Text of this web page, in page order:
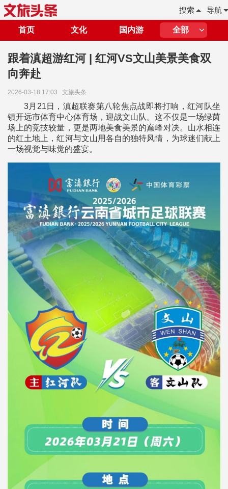
导航
搜索
首页 文化 国内游 全部
跟着滇超游红河 | 红河VS文山美景美食双
向奔赴
2026-03-18 17:03 文旅头条
3月21日，滇超联赛第八轮焦点战即将打响，红河队坐
镇开远市体育中心体育场，迎战文山队。这不仅是一场绿茵
场上的竞技较量，更是两地美食美景的巅峰对决。山水相连
的红土地上，红河与文山用各自的独特风情，为球迷们献上
一场视觉与味觉的盛宴。